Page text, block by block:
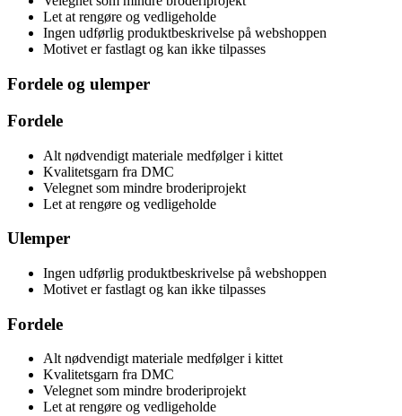
Let at rengøre og vedligeholde
Ingen udførlig produktbeskrivelse på webshoppen
Motivet er fastlagt og kan ikke tilpasses
Fordele og ulemper
Fordele
Alt nødvendigt materiale medfølger i kittet
Kvalitetsgarn fra DMC
Velegnet som mindre broderiprojekt
Let at rengøre og vedligeholde
Ulemper
Ingen udførlig produktbeskrivelse på webshoppen
Motivet er fastlagt og kan ikke tilpasses
Fordele
Alt nødvendigt materiale medfølger i kittet
Kvalitetsgarn fra DMC
Velegnet som mindre broderiprojekt
Let at rengøre og vedligeholde